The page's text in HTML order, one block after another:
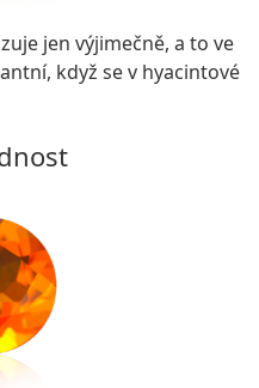
jen výjimečně, a to ve
když se v hyacintové